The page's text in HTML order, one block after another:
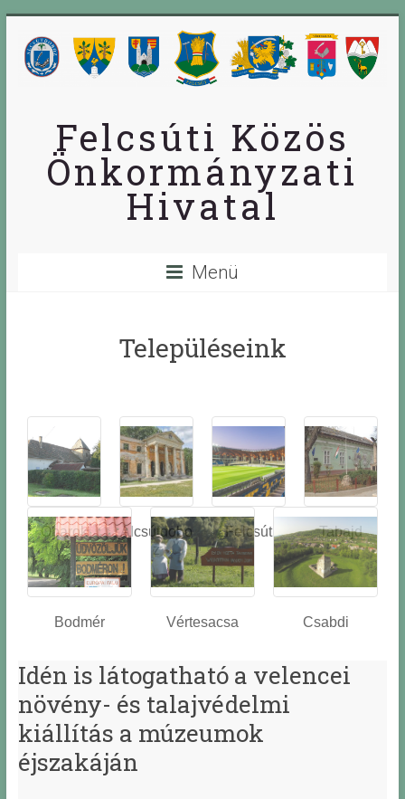
Felcsúti Közös
Önkormányzati
Hivatal
Menü
Településeink
Óbarok
Alcsútdobo
z
Felcsút Tabajd
Bodmér Vértesacsa Csabdi
Idén is látogatható a velencei
növény- és talajvédelmi
kiállítás a múzeumok
éjszakáján